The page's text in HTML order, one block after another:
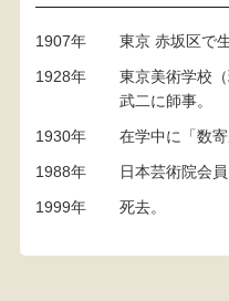
1907年
東京 赤坂区で
1928年
東京美術学校
武二に師事。
1930年
在学中に「数
1988年
日本芸術院会員
1999年
死去。